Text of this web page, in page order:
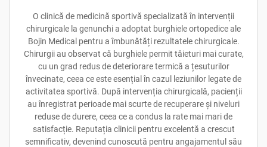
O clinică de medicină sportivă specializată în intervenții
chirurgicale la genunchi a adoptat burghiele ortopedice ale
Bojin Medical pentru a îmbunătăți rezultatele chirurgicale.
Chirurgii au observat că burghiele permit tăieturi mai curate,
cu un grad redus de deteriorare termică a țesuturilor
învecinate, ceea ce este esențial în cazul leziunilor legate de
activitatea sportivă. După intervenția chirurgicală, pacienții
au înregistrat perioade mai scurte de recuperare și niveluri
reduse de durere, ceea ce a condus la rate mai mari de
satisfacție. Reputația clinicii pentru excelentă a crescut
semnificativ, devenind cunoscută pentru angajamentul său